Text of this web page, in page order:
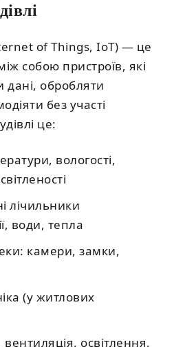
of Things, IoT) — це
собою пристроїв, які
обробляти
без участі
це:
вологості,
лічильники
води, тепла
камери, замки,
(у житлових
освітлення,